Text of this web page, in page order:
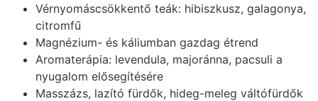
Vérnyomáscsökkentő teák: hibiszkusz, galagonya,
citromfű
Magnézium- és káliumban gazdag étrend
Aromaterápia: levendula, majoránna, pacsuli a
nyugalom elősegítésére
Masszázs, lazító fürdők, hideg-meleg váltófürdők